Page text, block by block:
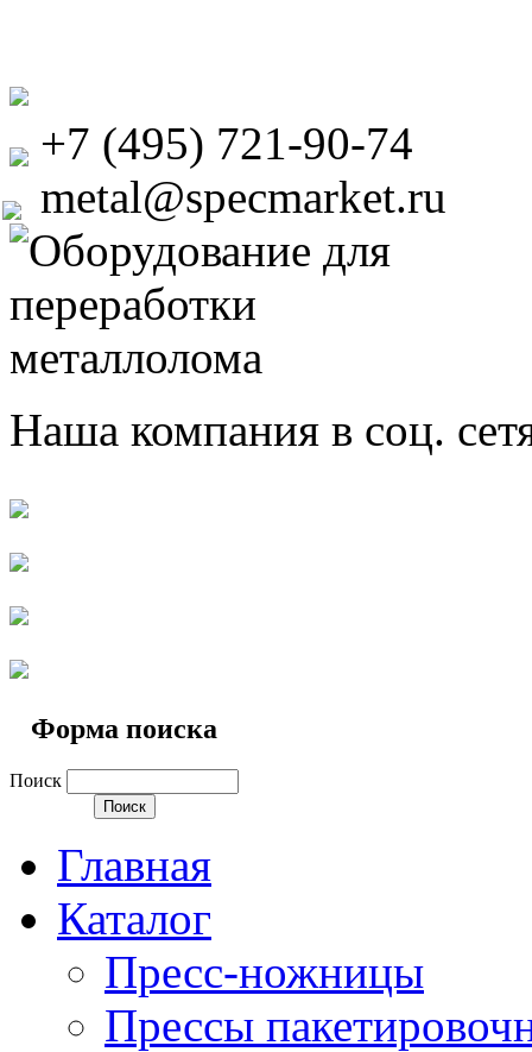
+7 (495) 721-90-74
metal@specmarket.ru
Наша компания в соц.
Форма поиска
Поиск
Главная
Каталог
Пресс-ножницы
Прессы